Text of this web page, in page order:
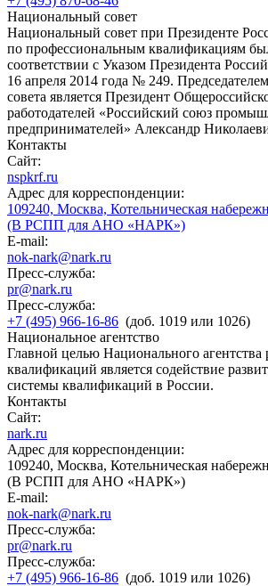
Национальный совет
Национальный совет при Президенте
по профессиональным квалификациям
соответствии с Указом Президента
16 апреля 2014 года № 249.
совета является Президент
работодателей «Российский союз
предпринимателей» Александр
Контакты
Сайт:
nspkrf.ru
Адрес для корреспонденции:
109240, Москва, Котельническая
(В РСПП для АНО «НАРК»)
E-mail:
nok-nark@nark.ru
Пресс-служба:
pr@nark.ru
Пресс-служба:
+7 (495) 966-16-86 (доб. 1019 или 1026)
Национальное агентство
Главной целью Национального агентства
квалификаций является содействие
системы квалификаций в России.
Контакты
Сайт:
nark.ru
Адрес для корреспонденции:
109240, Москва, Котельническая
(В РСПП для АНО «НАРК»)
E-mail:
nok-nark@nark.ru
Пресс-служба:
pr@nark.ru
Пресс-служба:
+7 (495) 966-16-86 (доб. 1019 или 1026)